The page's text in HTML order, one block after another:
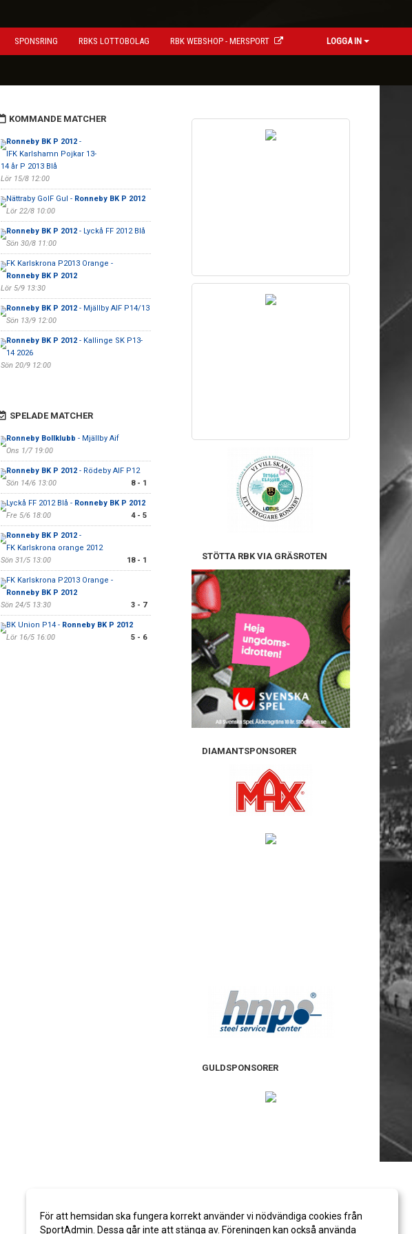
SPONSRING RBKS LOTTOBOLAG RBK WEBSHOP - MERSPORT LOGGA IN
KOMMANDE MATCHER
Ronneby BK P 2012-
IFK Karlshamn Pojkar 13-
14 år P 2013 Blå
Lör 15/8 12:00
Nättraby GoIF Gul - Ronneby BK P 2012
Lör 22/8 10:00
Ronneby BK P 2012- Lyckå FF 2012 Blå
Sön 30/8 11:00
FK Karlskrona P2013 Orange -
Ronneby BK P 2012
Lör 5/9 13:30
Ronneby BK P 2012- Mjällby AIF P14/13
Sön 13/9 12:00
Ronneby BK P 2012- Kallinge SK P13-
14 2026
Sön 20/9 12:00
SPELADE MATCHER
Ronneby Bollklubb - Mjällby Aif
Ons 1/7 19:00
Ronneby BK P 2012- Rödeby AIF P12
Sön 14/6 13:00
8 - 1
Lyckå FF 2012 Blå - Ronneby BK P 2012
Fre 5/6 18:00
4 - 5
Ronneby BK P 2012-
FK Karlskrona orange 2012
Sön 31/5 13:00
18 - 1
FK Karlskrona P2013 Orange -
Ronneby BK P 2012
Sön 24/5 13:30
3 - 7
BK Union P14 - Ronneby BK P 2012
Lör 16/5 16:00
5 - 6
STÖTTA RBK VIA GRÄSROTEN
DIAMANTSPONSORER
GULDSPONSORER
För att hemsidan ska fungera korrekt använder vi nödvändiga cookies från
SportAdmin. Dessa går inte att stänga av. Föreningen kan också använda